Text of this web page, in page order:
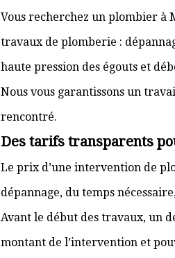
Vous recherchez un plombier
travaux de plomberie :
haute pression des égouts et
Nous vous garantissons un
rencontré.
Des tarifs transparents
Le prix d’une intervention de
dépannage, du temps
Avant le début des travaux, un
montant de l’intervention et